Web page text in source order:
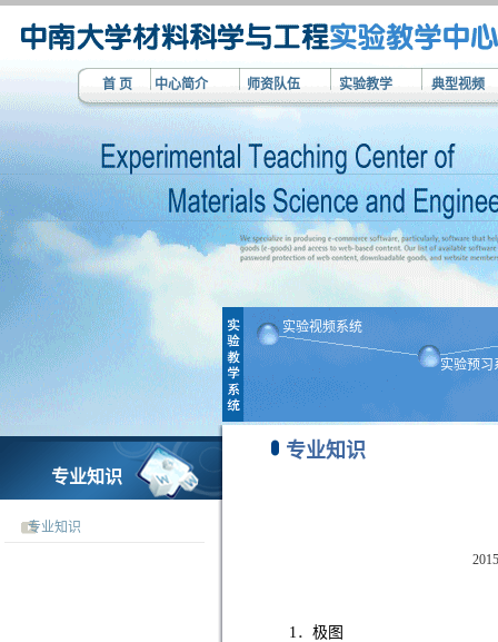
首 页 中心简介 师资队伍 实验教学 典型视频
实验视频系统
实验预习
专业知识
专业知识
专业知识
1 ． 极图